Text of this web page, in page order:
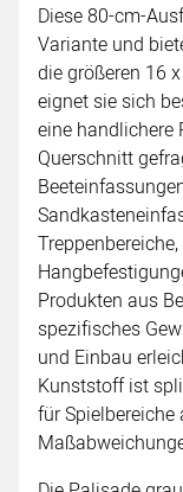
Diese 80-cm-
Variante und
die größeren 16
eignet sie sich
eine handlichere
Querschnitt
Produkten aus
spezifisches
und Einbau
Kunststoff ist
für